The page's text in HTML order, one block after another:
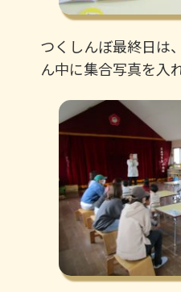
つくしんぼ最終日は
ん中に集合写真を入